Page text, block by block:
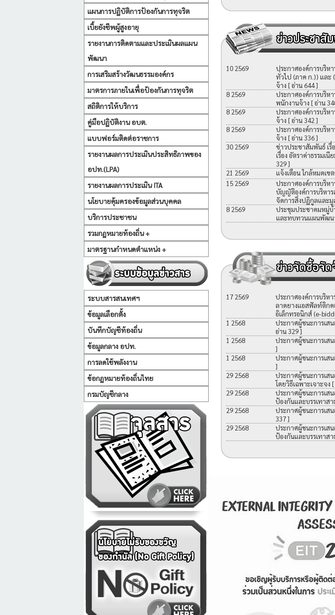
แผนการปฏิบัติการป้องกันการทุจริต
เบี้ยยังชีพผู้สูงอายุ
รายงานการติดตามและประเมินผลแผน
พัฒนา
การเสริมสร้างวัฒนธรรมองค์กร
มาตรการภายในเพื่อป้องกันการทุจริต
สถิติการให้บริการ
คู่มือปฏิบัติงาน อบต.
แบบฟอร์มติดต่อราชการ
รายงานผลการประเมินประสิทธิภาพของ
อปท.(LPA)
รายงานผลการประเมิน ITA
นโยบายคุ้มครองข้อมูลส่วนบุคคล
บริการประชาชน
รวมกฏหมายท้องถิ่น +
มาตรฐานกำหนดตำแหน่ง +
ระบบสารสนเทศฯ
ข้อมูลเลือกตั้ง
บันทึกบัญชีท้องถิ่น
ข้อมูลกลาง อปท.
การลดใช้พลังงาน
ข้อกฏหมายท้องถิ่นไทย
กรมบัญชีกลาง
10 2569
ประกาศองค์การบริห
ทั่วไป (ภาค ก.)) และ
จ้าง [ อ่าน 644 ]
8 2569
ประกาศองค์การบริห
พนักงานจ้าง [ อ่าน
8 2569
ประกาศองค์การบริห
จ้าง [ อ่าน 342 ]
8 2569
ประกาศองค์การบริห
จ้าง [ อ่าน 336 ]
30 2569
ข่าวประชาสัมพันธ์ เ
เรื่อง อัตราค่าธรรมเ
329 ]
21 2569
แจ้งเตือน ใกล้หมดเ
15 2569
ประกาศองค์การบริห
บัญญัติองค์การบริหาร
จัดการสิ่งปฏิกูลและมู
8 2569
ประชุมประชาคมหมู่
และทบทวนแผนพัฒน
17 2569
ประกาศองค์การบริหา
ลาดยางแอสฟัลท์ติกค
อิเล็กทรอนิกส์ (e-
1 2568
ประกาศผู้ชนะการเส
อ่าน 329 ]
1 2568
ประกาศผู้ชนะการเส
]
1 2568
ประกาศผู้ชนะการเส
]
29 2568
ประกาศผู้ชนะการเส
โดยวิธีเฉพาะเจาะจง [
29 2568
ประกาศผู้ชนะการเส
ป้องกันและบรรเทาส
29 2568
ประกาศผู้ชนะการเส
337 ]
29 2568
ประกาศผู้ชนะการเส
ป้องกันและบรรเทาส